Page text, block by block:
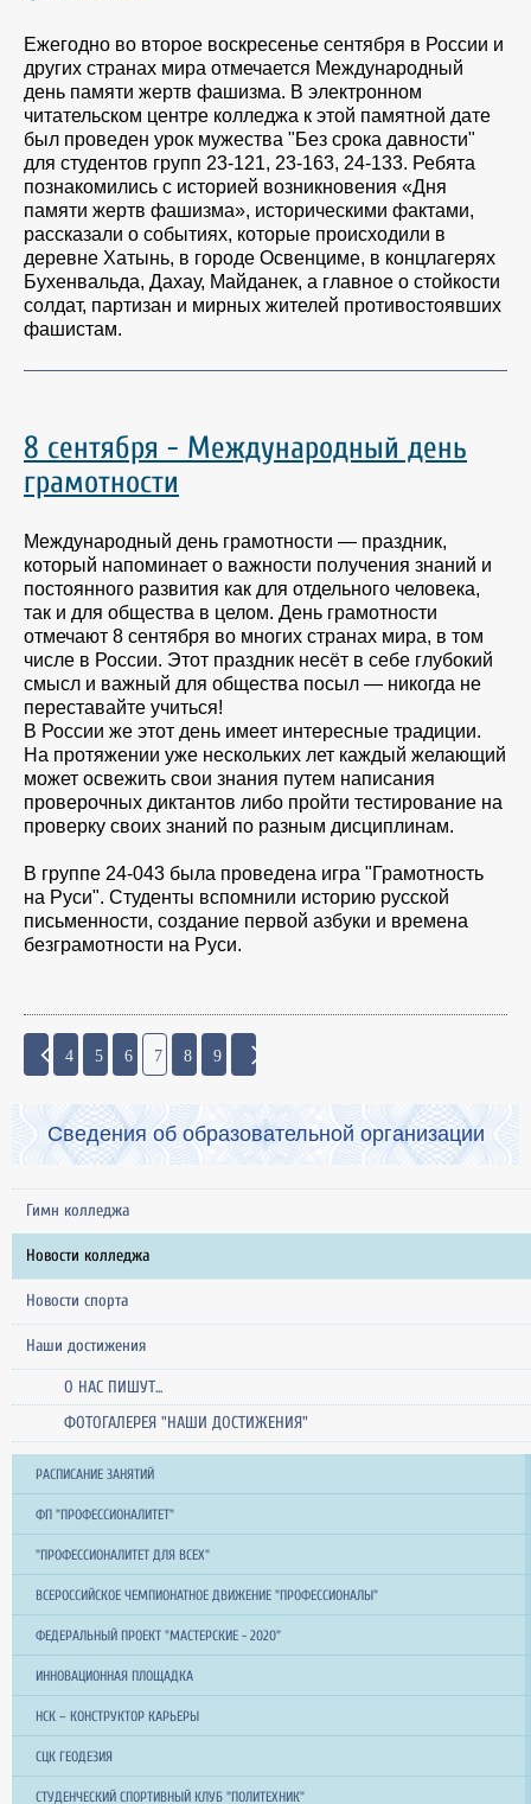
Ежегодно во второе воскресенье сентября в России и
других странах мира отмечается Международный
день памяти жертв фашизма. В электронном
читательском центре колледжа к этой памятной дате
был проведен урок мужества "Без срока давности"
для студентов групп 23-121, 23-163, 24-133. Ребята
познакомились с историей возникновения «Дня
памяти жертв фашизма», историческими фактами,
рассказали о событиях, которые происходили в
деревне Хатынь, в городе Освенциме, в концлагерях
Бухенвальда, Дахау, Майданек, а главное о стойкости
солдат, партизан и мирных жителей противостоявших
фашистам.
8 сентября - Международный день
грамотности
Международный день грамотности — праздник,
который напоминает о важности получения знаний и
постоянного развития как для отдельного человека,
так и для общества в целом. День грамотности
отмечают 8 сентября во многих странах мира, в том
числе в России. Этот праздник несёт в себе глубокий
смысл и важный для общества посыл — никогда не
переставайте учиться!
В России же этот день имеет интересные традиции.
На протяжении уже нескольких лет каждый желающий
может освежить свои знания путем написания
проверочных диктантов либо пройти тестирование на
проверку своих знаний по разным дисциплинам.
В группе 24-043 была проведена игра "Грамотность
на Руси". Студенты вспомнили историю русской
письменности, создание первой азбуки и времена
безграмотности на Руси.
4 5 6 7 8 9
Сведения об образовательной организации
Гимн колледжа
Новости колледжа
Новости спорта
Наши достижения
О НАС ПИШУТ...
ФОТОГАЛЕРЕЯ "НАШИ ДОСТИЖЕНИЯ"
РАСПИСАНИЕ ЗАНЯТИЙ
ФП "ПРОФЕССИОНАЛИТЕТ"
"ПРОФЕССИОНАЛИТЕТ ДЛЯ ВСЕХ"
ВСЕРОССИЙСКОЕ ЧЕМПИОНАТНОЕ ДВИЖЕНИЕ "ПРОФЕССИОНАЛЫ"
ФЕДЕРАЛЬНЫЙ ПРОЕКТ "МАСТЕРСКИЕ - 2020"
ИННОВАЦИОННАЯ ПЛОЩАДКА
НСК – КОНСТРУКТОР КАРЬЕРЫ
СЦК ГЕОДЕЗИЯ
СТУДЕНЧЕСКИЙ СПОРТИВНЫЙ КЛУБ "ПОЛИТЕХНИК"